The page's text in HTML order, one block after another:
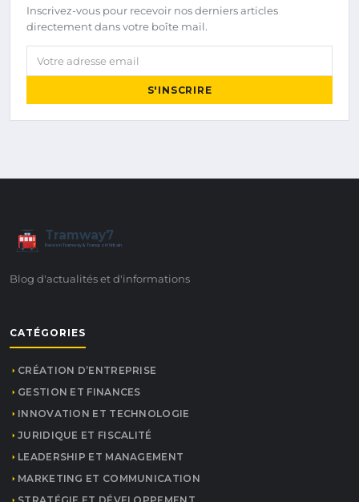
Inscrivez-vous pour recevoir nos derniers articles
directement dans votre boîte mail.
Votre adresse email
S'INSCRIRE
7
Tramway7
Passion Tramway & Transport Urbain
Blog d'actualités et d'informations
CATÉGORIES
CRÉATION D’ENTREPRISE
GESTION ET FINANCES
INNOVATION ET TECHNOLOGIE
JURIDIQUE ET FISCALITÉ
LEADERSHIP ET MANAGEMENT
MARKETING ET COMMUNICATION